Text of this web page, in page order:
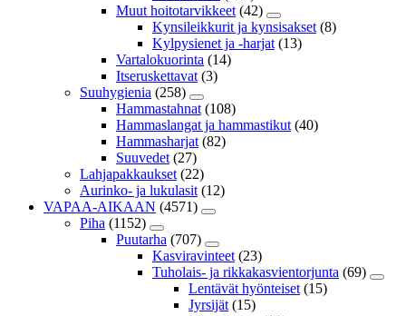
Muut hoitotarvikkeet (42)
Kynsileikkurit ja kynsisakset (8)
Kylpysienet ja -harjat (13)
Vartalokuorinta (14)
Itseruskettavat (3)
Suuhygienia (258)
Hammastahnat (108)
Hammaslangat ja hammastikut (40)
Hammasharjat (82)
Suuvedet (27)
Lahjapakkaukset (22)
Aurinko- ja lukulasit (12)
VAPAA-AIKAAN (4571)
Piha (1152)
Puutarha (707)
Kasviravinteet (23)
Tuholais- ja rikkakasvientorjunta (69)
Lentävät hyönteiset (15)
Jyrsijät (15)